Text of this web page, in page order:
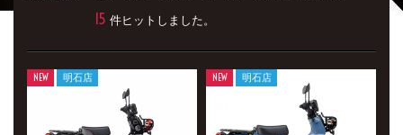
15 件ヒットしました。
NEW 明石店 NEW 明石店